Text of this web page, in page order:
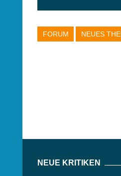
FORUM NEUES
NEUE KRITIKEN